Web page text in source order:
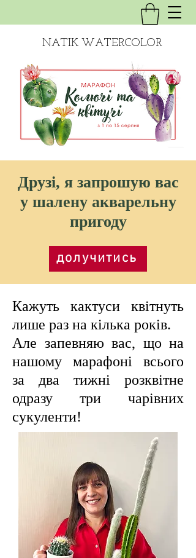
NATIK WATERCOLOR
Друзі, я запрошую вас
у шалену акварельну
пригоду
долучитись
Кажуть кактуси квітнуть
лише раз на кілька років.
Але запевняю вас, що на
нашому марафоні всього
за два тижні розквітне
одразу три чарівних
сукуленти!